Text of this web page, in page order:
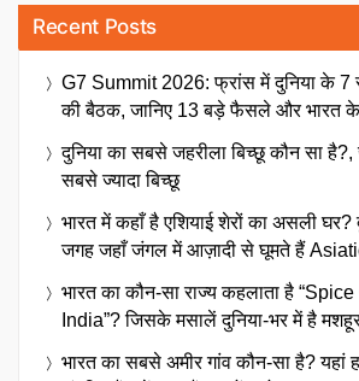
Recent Posts
G7 Summit 2026: फ्रांस में दुनिया के 7
की बैठक, जानिए 13 बड़े फैसले और भारत के
दुनिया का सबसे जहरीला बिच्छू कौन सा है?,
सबसे ज्यादा बिच्छू
भारत में कहाँ है एशियाई शेरों का असली घर?
जगह जहाँ जंगल में आज़ादी से घूमते हैं
भारत का कौन-सा राज्य कहलाता है
India”? जिसके मसालें दुनिया-भर में है
भारत का सबसे अमीर गांव कौन-सा है? यहां